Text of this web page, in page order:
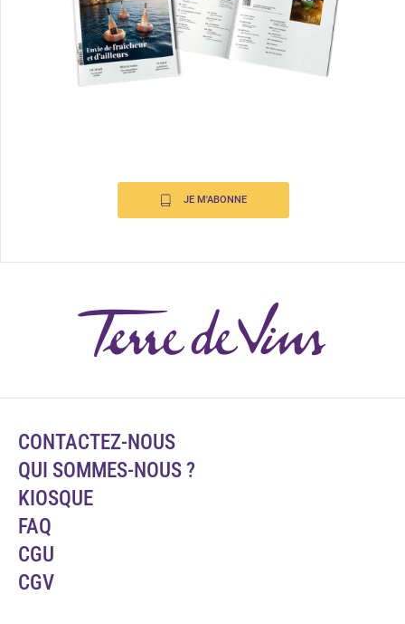
JE M'ABONNE
CONTACTEZ-NOUS
QUI SOMMES-NOUS ?
KIOSQUE
FAQ
CGU
CGV